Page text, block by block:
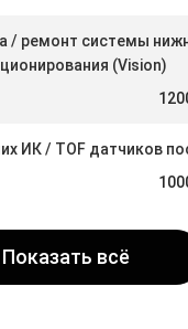
/ ремонт системы
(Vision)
ИК / TOF датчиков
Показать всё